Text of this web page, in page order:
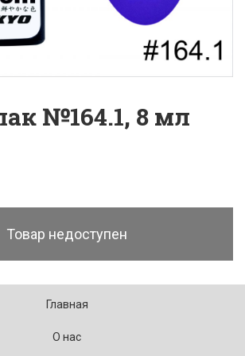
№164.1, 8 мл
Товар недоступен
Главная
О нас